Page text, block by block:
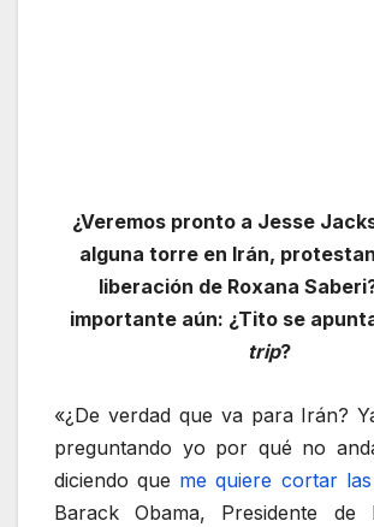
¿Veremos pronto a Jesse
alguna torre en Irán,
liberación de Roxana
importante aún: ¿Tito se
trip?
«¿De verdad que va para Irán?
preguntando yo por qué no
diciendo que me quiere cortar
Barack Obama, Presidente de